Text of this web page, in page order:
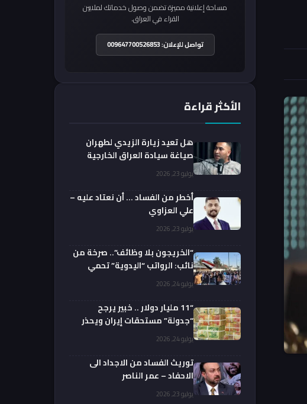
مساحة إعلانية مميزة تضمن وصول خدماتك لملايين
القراء في العراق.
تواصل للإعلان: 009647700526853
الأكثر قراءة
هل تعيد زيارة الزيدي لطهران
صياغة سيادة العراق الخارجية
فعليا؟.. باحث يوضحيوليو 23, 2026
أخطر من الفساد … أن نعتاد عليه –
علي العزاوي
يوليو 23, 2026
“الخريجون بلا وظائف”.. صرخة من
نائب: الرواتب “اليدوية” تحمي
الفضائيين!يوليو 24, 2026
“11 مليار دولار .. خبير يرجح
“جدولة” مستحقات إيران ويحذر
من السداد الفورييوليو 24, 2026
توريث الفساد من الاجداد الى
الاحفاد – عمر الناصر
يوليو 23, 2026